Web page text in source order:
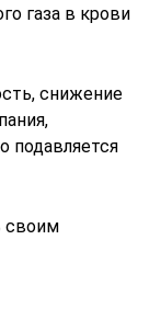
газа в крови
снижение
подавляется
своим